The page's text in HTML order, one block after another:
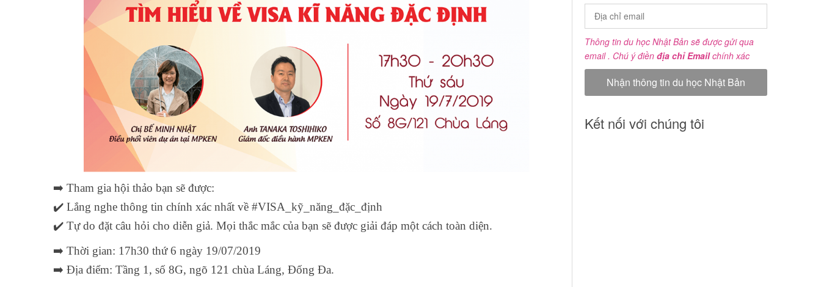
➡️ Tham gia hội thảo bạn sẽ được:
✔️ Lắng nghe thông tin chính xác nhất về #VISA_kỹ_năng_đặc_định
✔️ Tự do đặt câu hỏi cho diễn giả. Mọi thắc mắc của bạn sẽ được giải đáp một cách toàn diện.
➡️ Thời gian: 17h30 thứ 6 ngày 19/07/2019
➡️ Địa điểm: Tầng 1, số 8G, ngõ 121 chùa Láng, Đống Đa.
Thông tin du học Nhật Bản sẽ được gửi qua
email . Chú ý điền địa chỉ Emailchính xác
Kết nối với chúng tôi